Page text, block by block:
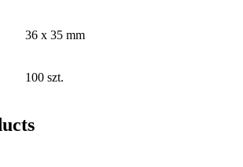
36 x 35 mm
100 szt.